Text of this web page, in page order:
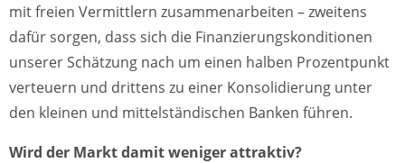
mit freien Vermittlern zusammenarbeiten – zweitens
dafür sorgen, dass sich die Finanzierungskonditionen
unserer Schätzung nach um einen halben Prozentpunkt
verteuern und drittens zu einer Konsolidierung unter
den kleinen und mittelständischen Banken führen.
Wird der Markt damit weniger attraktiv?